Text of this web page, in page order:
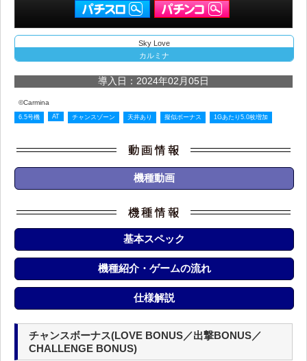
Sky Love
カルミナ
導入日：2024年02月05日
©Carmina
6.5号機 AT チャンスゾーン 天井あり 擬似ボーナス 1Gあたり5.0枚増加
機種動画
基本スペック
機種紹介・ゲームの流れ
仕様解説
チャンスボーナス(LOVE BONUS／出撃BONUS／
CHALLENGE BONUS)